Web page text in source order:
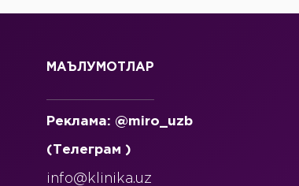
МАЪЛУМОТЛАР
Реклама: @miro_uzb
(Телеграм )
info@klinika.uz